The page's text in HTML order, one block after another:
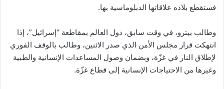
فستقطع بلاده علاقاتها الدبلوماسية بها.
وطالب بيترو، في وقت سابق، دول العالم بمقاطعة “إسرائيل”، إذا
انتهكت قرار مجلس الأمن الذي صدر الاثنين، وطالب بالوقف الفوري
لإطلاق النار في غزّة، وبضمان وصول المساعدات الإنسانية والطبية
وغيرها من الاحتياجات الإنسانية إلى قطاع غزّة.